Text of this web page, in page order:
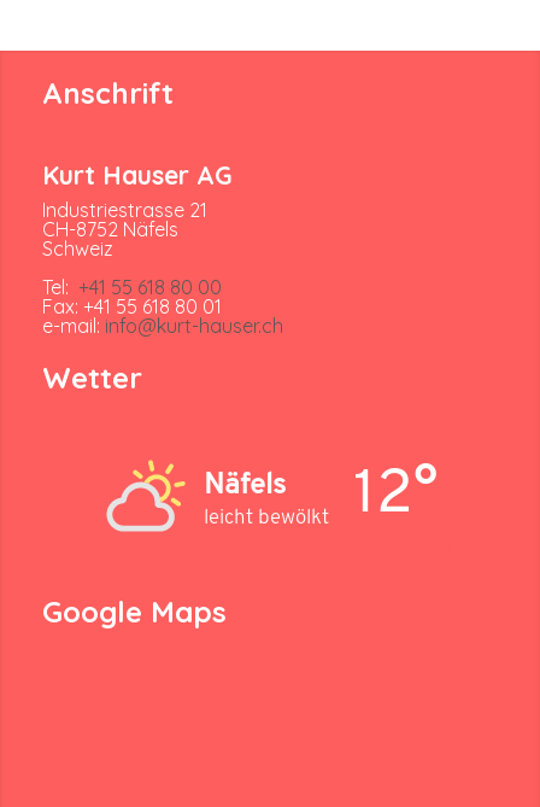
Anschrift
Kurt Hauser AG
Industriestrasse 21
CH-8752 Näfels
Schweiz
Tel: +41 55 618 80 00
Fax: +41 55 618 80 01
e-mail: info@kurt-hauser.ch
Wetter
Näfels
leicht bewölkt 12°
Google Maps